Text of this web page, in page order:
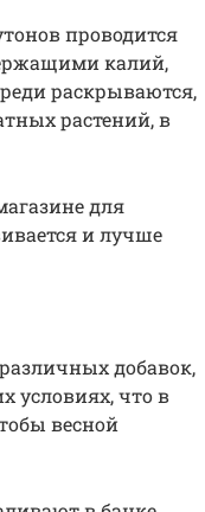
проводится
калий,
раскрываются,
растений, в
для
и лучше
добавок,
условиях, что в
весной